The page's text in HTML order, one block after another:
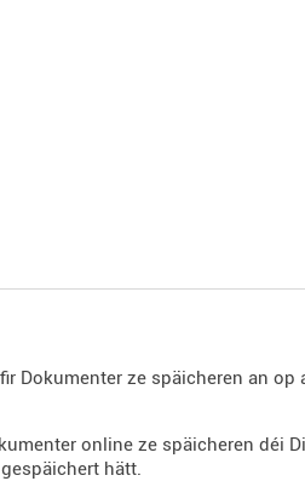
Dokumenter ze späicheren an op
online ze späicheren déi
hätt.